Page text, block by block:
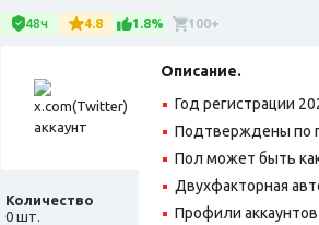
48ч 4.8 1.8% 100+
Количество
0 шт.
Описание.
Год регистрации
Подтверждены по
Пол может быть
Двухфакторная
Профили